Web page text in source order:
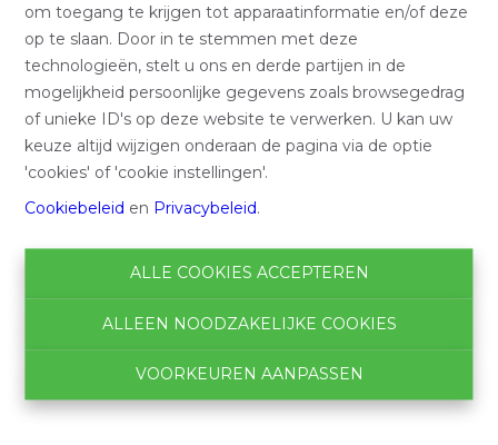
om toegang te krijgen tot apparaatinformatie en/of deze
op te slaan. Door in te stemmen met deze
technologieën, stelt u ons en derde partijen in de
mogelijkheid persoonlijke gegevens zoals browsegedrag
of unieke ID's op deze website te verwerken. U kan uw
keuze altijd wijzigen onderaan de pagina via de optie
'cookies' of 'cookie instellingen'.
Cookiebeleid en Privacybeleid.
ALLE COOKIES ACCEPTEREN
ALLEEN NOODZAKELIJKE COOKIES
VOORKEUREN AANPASSEN